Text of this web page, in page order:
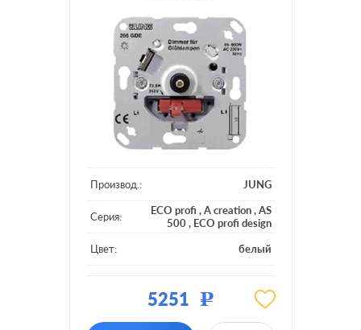
Производ.: JUNG
Серия: ECO profi ,A creation,AS
500, ECO profi design
Цвет:
белый
5251 Р